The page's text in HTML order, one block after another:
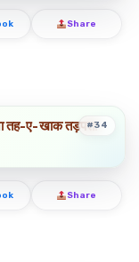
Share
तह-ए-खाक तड़पता#34
Share